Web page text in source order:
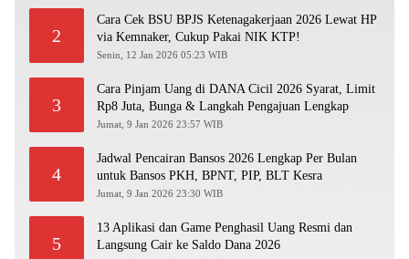
2
Cara Cek BSU BPJS Ketenagakerjaan 2026 Lewat HP
via Kemnaker, Cukup Pakai NIK KTP!
Senin, 12 Jan 2026 05:23 WIB
3
Cara Pinjam Uang di DANA Cicil 2026 Syarat, Limit
Rp8 Juta, Bunga & Langkah Pengajuan Lengkap
Jumat, 9 Jan 2026 23:57 WIB
4
Jadwal Pencairan Bansos 2026 Lengkap Per Bulan
untuk Bansos PKH, BPNT, PIP, BLT Kesra
Jumat, 9 Jan 2026 23:30 WIB
5
13 Aplikasi dan Game Penghasil Uang Resmi dan
Langsung Cair ke Saldo Dana 2026